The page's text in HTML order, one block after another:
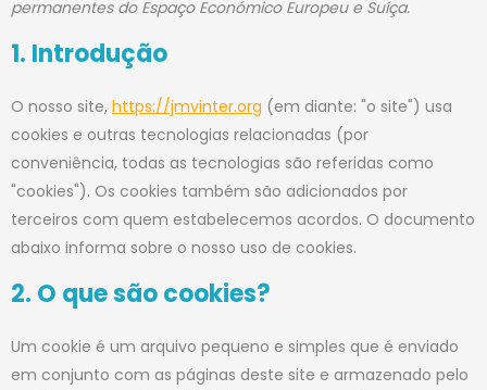
permanentes do Espaço Económico Europeu e Suíça.
1. Introdução
O nosso site, https://jmvinter.org (em diante: "o site") usa
cookies e outras tecnologias relacionadas (por
conveniência, todas as tecnologias são referidas como
"cookies"). Os cookies também são adicionados por
terceiros com quem estabelecemos acordos. O documento
abaixo informa sobre o nosso uso de cookies.
2. O que são cookies?
Um cookie é um arquivo pequeno e simples que é enviado
em conjunto com as páginas deste site e armazenado pelo
service
service
service
service
service
service
service
service
service